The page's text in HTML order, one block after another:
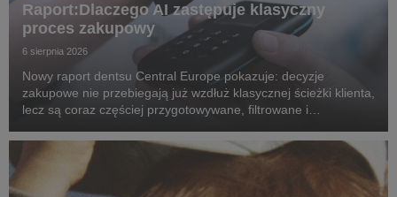
Raport:Dlaczego AI zastępuje klasyczny
proces zakupowy
6 sierpnia 2026
Nowy raport dentsu Central Europe pokazuje: decyzje
zakupowe nie przebiegają już wzdłuż klasycznej ścieżki klienta,
lecz są coraz częściej przygotowywane, filtrowane i
inteligencji.